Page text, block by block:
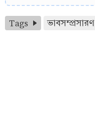
Tags ভাবসম্প্রসারণ